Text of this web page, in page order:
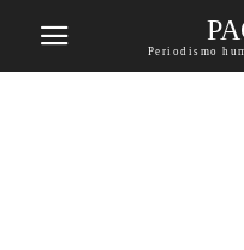
Periodismo